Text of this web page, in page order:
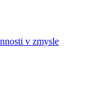
v zmysle